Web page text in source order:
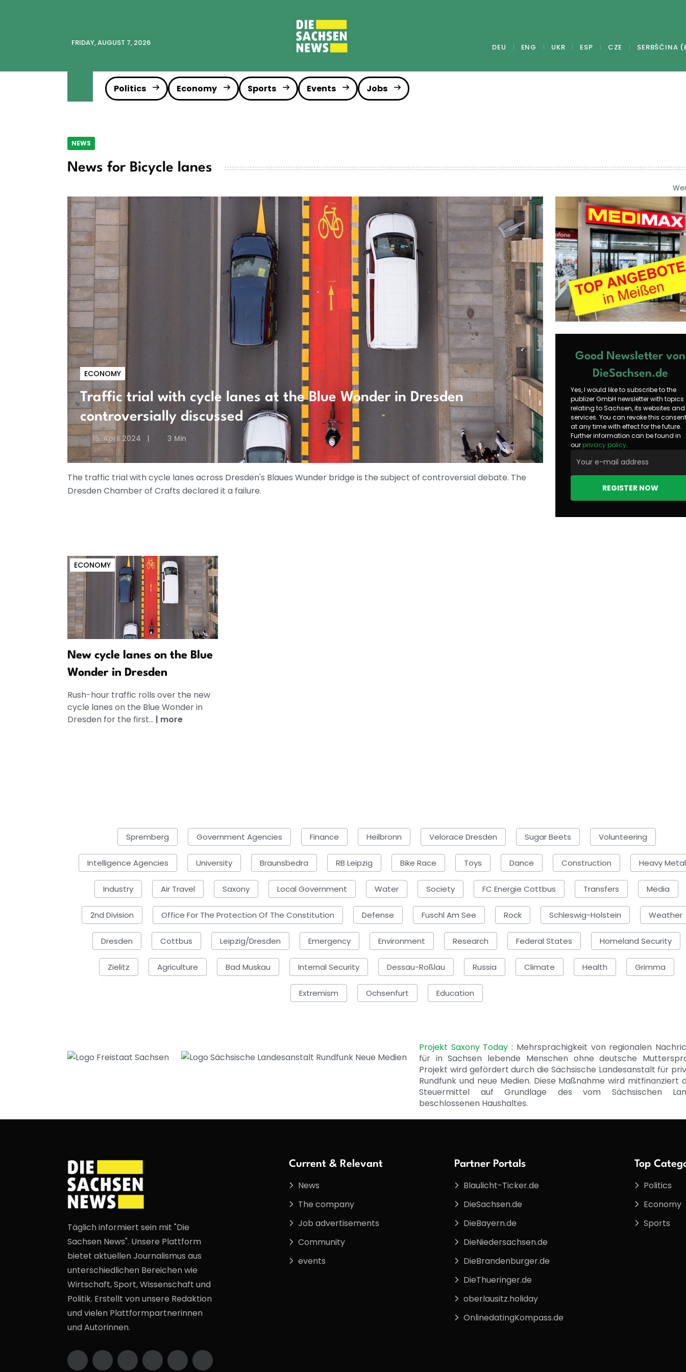
FRIDAY, AUGUST 7, 2026 DEU ENG UKR ESP CZE SERBŠĆINA
Politics Economy Sports Events Jobs
NEWS
News for Bicycle lanes
ECONOMY
Traffic trial with cycle lanes at the Blue Wonder in Dresden
controversially discussed
15. April 2024 3 Min
The traffic trial with cycle lanes across Dresden's Blaues Wunder bridge is the subject of controversial debate. The
Dresden Chamber of Crafts declared it a failure.
Good Newsletter von
DieSachsen.de
Yes, I would like to subscribe to the
publizer GmbH newsletter with topics
relating to Sachsen, its websites and
services. You can revoke this consent
at any time with effect for the future.
Further information can be found in
our privacy policy.
REGISTER NOW
ECONOMY
New cycle lanes on the Blue
Wonder in Dresden
Rush-hour traffic rolls over the new
cycle lanes on the Blue Wonder in
Dresden for the first... | more
Spremberg Government Agencies Finance Heilbronn Velorace Dresden Sugar Beets Volunteering
Intelligence Agencies University Braunsbedra RB Leipzig Bike Race Toys Dance Construction Heavy Metal
Industry Air Travel Saxony Local Government Water Society FC Energie Cottbus Transfers Media
2nd Division Office For The Protection Of The Constitution Defense Fuschl Am See Rock Schleswig-Holstein Weather
Dresden Cottbus Leipzig/Dresden Emergency Environment Research Federal States Homeland Security
Zielitz Agriculture Bad Muskau Internal Security Dessau-Roßlau Russia Climate Health Grimma
Extremism Ochsenfurt Education
Projekt Saxony Today: Mehrsprachigkeit von regionalen
für in Sachsen lebende Menschen ohne deutsche
Projekt wird gefördert durch die Sächsische Landesanstalt für
Rundfunk und neue Medien. Diese Maßnahme wird mitfinanziert
Steuermittel auf Grundlage des vom Sächsischen
beschlossenen Haushaltes.
Täglich informiert sein mit "Die
Sachsen News". Unsere Plattform
bietet aktuellen Journalismus aus
unterschiedlichen Bereichen wie
Wirtschaft, Sport, Wissenschaft und
Politik. Erstellt von unsere Redaktion
und vielen Plattformpartnerinnen
und Autorinnen.
Current & Relevant
News
The company
Job advertisements
Community
events
Partner Portals
Blaulicht-Ticker.de
DieSachsen.de
DieBayern.de
DieNiedersachsen.de
DieBrandenburger.de
DieThueringer.de
oberlausitz.holiday
OnlinedatingKompass.de
Top
Politics
Economy
Sports